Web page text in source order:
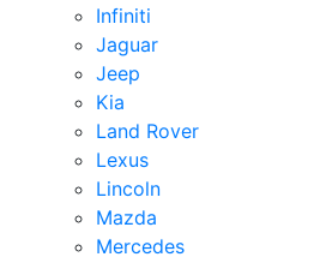
Infiniti
Jaguar
Jeep
Kia
Land Rover
Lexus
Lincoln
Mazda
Mercedes